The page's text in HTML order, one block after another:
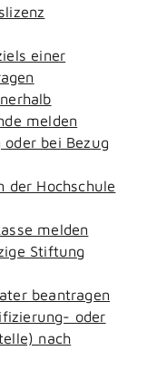
einer
melden
bei Bezug
der Hochschule
melden
Stiftung
beantragen
oder
nach